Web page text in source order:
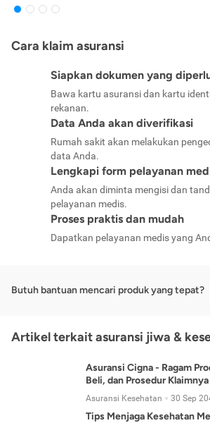
Cara klaim asuransi
Siapkan dokumen yang
Bawa kartu asuransi dan kartu
rekanan.
Data Anda akan diverifikasi
Rumah sakit akan melakukan
data Anda.
Lengkapi form pelayanan
Anda akan diminta mengisi dan
pelayanan medis.
Proses praktis dan mudah
Dapatkan pelayanan medis yang
Butuh bantuan mencari produk yang tepat?
Artikel terkait asuransi jiwa &
Asuransi Cigna - Ragam
Beli, dan Prosedur Klaimnya
Asuransi Kesehatan 30 Sep
Tips Menjaga Kesehatan